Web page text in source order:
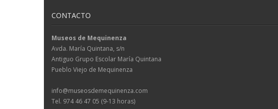
CONTACTO
Museos de Mequinenza
Avda. María Quintana, s/n
Antiguo Grupo Escolar María Quintana
Pueblo Viejo de Mequinenza
info@museosdemequinenza.com
Tel. 974 46 47 05 (9-13 horas)